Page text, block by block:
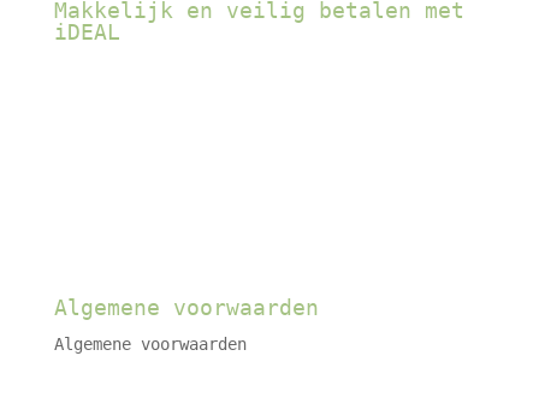
Makkelijk en veilig betalen met
iDEAL
Algemene voorwaarden
Algemene voorwaarden